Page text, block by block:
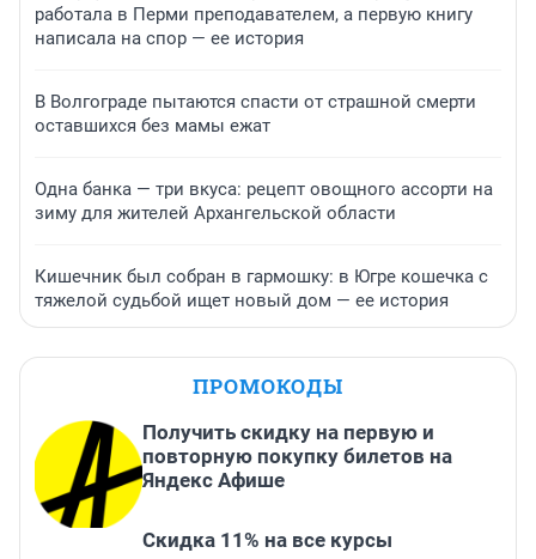
работала в Перми преподавателем, а первую книгу
написала на спор — ее история
В Волгограде пытаются спасти от страшной смерти
оставшихся без мамы ежат
Одна банка — три вкуса: рецепт овощного ассорти на
зиму для жителей Архангельской области
Кишечник был собран в гармошку: в Югре кошечка с
тяжелой судьбой ищет новый дом — ее история
ПРОМОКОДЫ
Получить скидку на первую и
повторную покупку билетов на
Яндекс Афише
Скидка 11% на все курсы